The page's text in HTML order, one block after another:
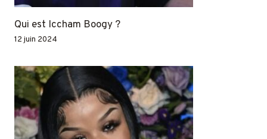
Qui est Iccham Boogy ?
12 juin 2024